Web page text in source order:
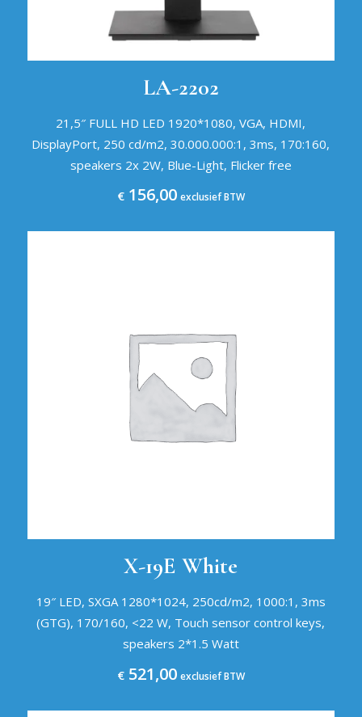
LA-2202
21,5″ FULL HD LED 1920*1080, VGA, HDMI,
DisplayPort, 250 cd/m2, 30.000.000:1, 3ms, 170:160,
speakers 2x 2W, Blue-Light, Flicker free
€156,00 exclusief BTW
X-19E White
19″ LED, SXGA 1280*1024, 250cd/m2, 1000:1, 3ms
(GTG), 170/160, <22 W, Touch sensor control keys,
speakers 2*1.5 Watt
€521,00 exclusief BTW